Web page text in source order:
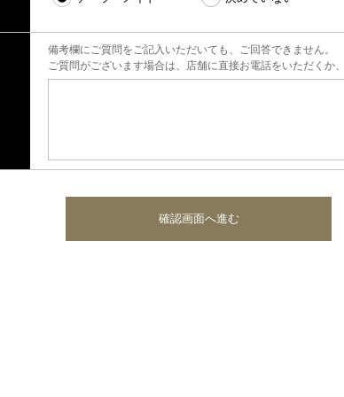
備考欄にご質問をご記入いただいても、ご回答できません。
ご質問がございます場合は、店舗に直接お電話をいただくか、
確認画面へ進む